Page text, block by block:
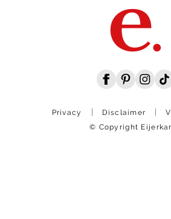
Privacy Disclaimer
© Copyright